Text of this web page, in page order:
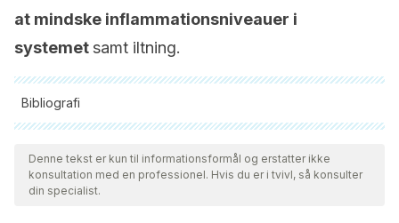
at mindske inflammationsniveauer i
systemetsamt iltning.
Bibliografi
Alle citerede kilder blev grundigt gennemgået af vores team
for at sikre deres kvalitet, pålidelighed, aktualitet og validitet.
Bibliografien i denne artikel blev betragtet som pålidelig og af
Denne tekst er kun til informationsformål og erstatter ikke
konsultation med en professionel. Hvis du er i tvivl, så konsulter
din specialist.